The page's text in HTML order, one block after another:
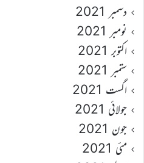
دسمبر 2021
نومبر 2021
اکتوبر 2021
ستمبر 2021
اگست 2021
جولائی 2021
جون 2021
مئی 2021